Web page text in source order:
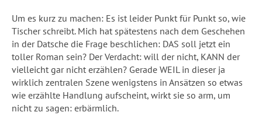
Um es kurz zu machen: Es ist leider Punkt für Punkt so, wie
Tischer schreibt. Mich hat spätestens nach dem Geschehen
in der Datsche die Frage beschlichen: DAS soll jetzt ein
toller Roman sein? Der Verdacht: will der nicht, KANN der
vielleicht gar nicht erzählen? Gerade WEIL in dieser ja
wirklich zentralen Szene wenigstens in Ansätzen so etwas
wie erzählte Handlung aufscheint, wirkt sie so arm, um
nicht zu sagen: erbärmlich.